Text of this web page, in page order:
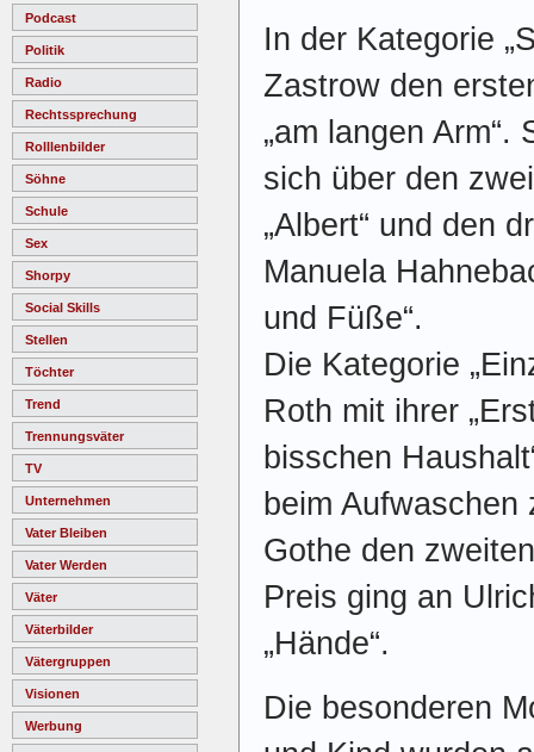
Podcast
Politik
Radio
Rechtssprechung
Rolllenbilder
Söhne
Schule
Sex
Shorpy
Social Skills
Stellen
Töchter
Trend
Trennungsväter
TV
Unternehmen
Vater Bleiben
Vater Werden
Väter
Väterbilder
Vätergruppen
Visionen
Werbung
In der Kategorie
Zastrow den
„am langen
sich über den
„Albert“ und den
Manuela
und Füße“.
Die Kategorie
Roth mit ihrer
bisschen
beim
Gothe den
Preis ging an
„Hände“.
Die besonderen